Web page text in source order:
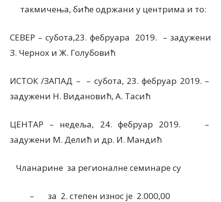
такмичења, биће одржани у центрима и то:
СЕВЕР – субота,23. фебруара 2019. – задужени
З. Чернох и Ж. Голубовић
ИСТОК /ЗАПАД – – субота, 23. фебруар 2019. –
задужени Н. Видановић, А. Тасић
ЦЕНТАР – недеља, 24. фебруар 2019. –
задужени М. Делић и др. И. Мандић
Чланарине за регионалне семинаре су
– за 2. степен износ је 2.000,00